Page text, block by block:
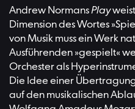
Andrew NormansPlay
Dimension des Wortes
von Musik muss ein Werk
Ausführenden »gespielt«
Orchester als
Die Idee einer
auf den musikalischen